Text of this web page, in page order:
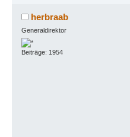
herbraab
Generaldirektor
Beiträge: 1954